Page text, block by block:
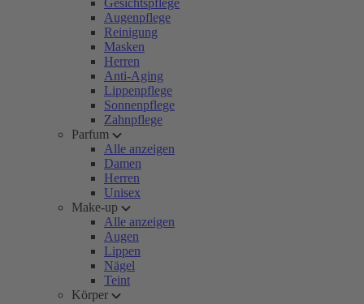
Gesichtspflege
Augenpflege
Reinigung
Masken
Herren
Anti-Aging
Lippenpflege
Sonnenpflege
Zahnpflege
Parfum
Alle anzeigen
Damen
Herren
Unisex
Make-up
Alle anzeigen
Augen
Lippen
Nägel
Teint
Körper